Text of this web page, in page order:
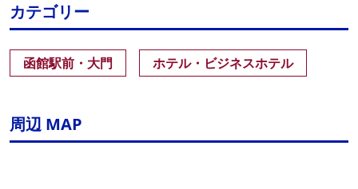
カテゴリー
函館駅前・大門 ホテル・ビジネスホテル
周辺 MAP